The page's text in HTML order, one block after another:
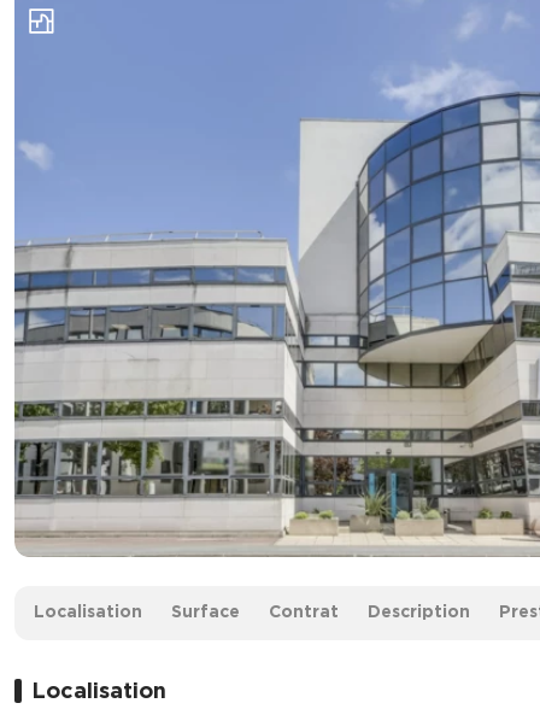
Localisation Surface Contrat Description
Localisation